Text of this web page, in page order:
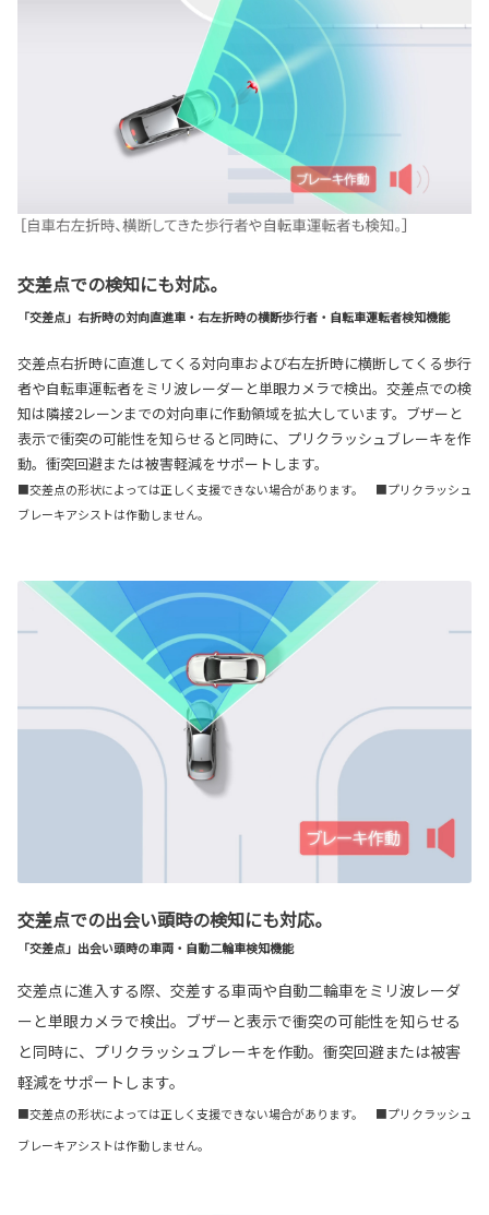
交差点での検知にも対応。
「交差点」右折時の対向直進車・右左折時の横断歩行者・自転車運転者検知機能
交差点右折時に直進してくる対向車および右左折時に横断してくる歩行
者や自転車運転者をミリ波レーダーと単眼カメラで検出。交差点での検
知は隣接2レーンまでの対向車に作動領域を拡大しています。ブザーと
表示で衝突の可能性を知らせると同時に、プリクラッシュブレーキを作
動。衝突回避または被害軽減をサポートします。
■交差点の形状によっては正しく支援できない場合があります。 ■プリクラッシュ
ブレーキアシストは作動しません。
交差点での出会い頭時の検知にも対応。
「交差点」出会い頭時の車両・自動二輪車検知機能
交差点に進入する際、交差する車両や自動二輪車をミリ波レーダ
ーと単眼カメラで検出。ブザーと表示で衝突の可能性を知らせる
と同時に、プリクラッシュブレーキを作動。衝突回避または被害
軽減をサポートします。
■交差点の形状によっては正しく支援できない場合があります。 ■プリクラッシュ
ブレーキアシストは作動しません。